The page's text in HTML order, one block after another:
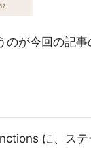
が今回の記事
に、ス